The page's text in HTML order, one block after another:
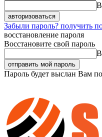
Забыли пароль? получить
восстановление пароля
Восстановите свой пароль
Пароль будет выслан Вам